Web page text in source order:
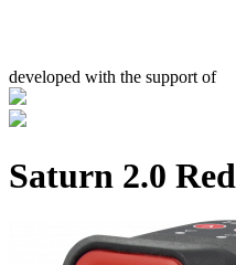
developed with the support of
Saturn 2.0 Red